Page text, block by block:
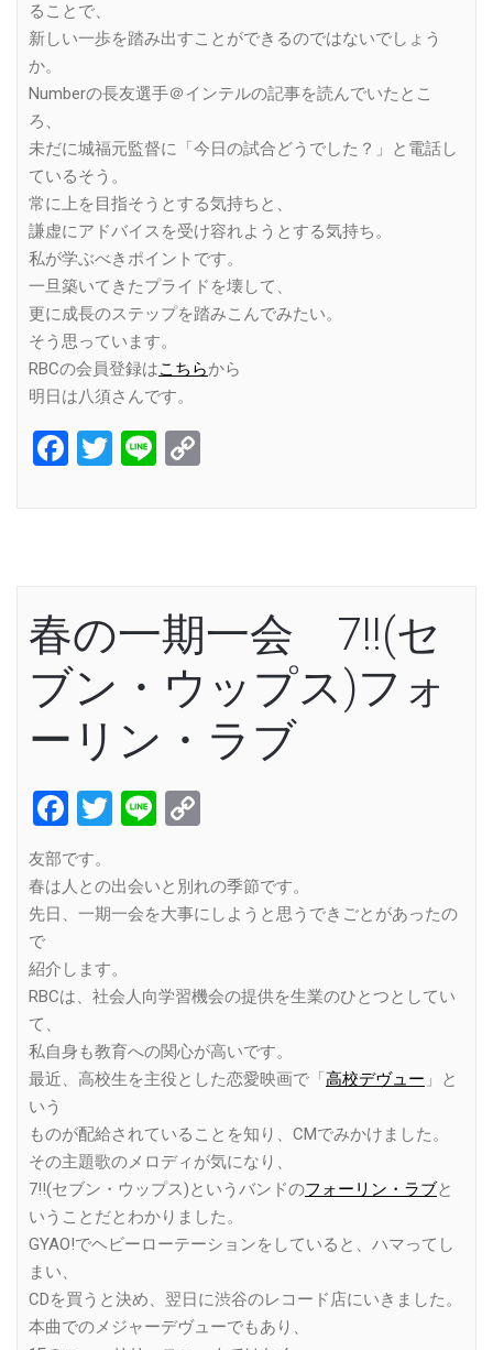
ることで、
新しい一歩を踏み出すことができるのではないでしょう
か。
Numberの長友選手＠インテルの記事を読んでいたとこ
ろ、
未だに城福元監督に「今日の試合どうでした？」と電話し
ているそう。
常に上を目指そうとする気持ちと、
謙虚にアドバイスを受け容れようとする気持ち。
私が学ぶべきポイントです。
一旦築いてきたプライドを壊して、
更に成長のステップを踏みこんでみたい。
そう思っています。
RBCの会員登録はこちらから
明日は八須さんです。
Facebook
Twitter
Line
春の一期一会 7!!(セ
ブン・ウップス)フォ
ーリン・ラブ
Facebook
Twitter
Line
友部です。
春は人との出会いと別れの季節です。
先日、一期一会を大事にしようと思うできごとがあったの
で
紹介します。
RBCは、社会人向学習機会の提供を生業のひとつとしてい
て、
私自身も教育への関心が高いです。
最近、高校生を主役とした恋愛映画で「高校デヴュー 」と
いう
ものが配給されていることを知り、CMでみかけました。
その主題歌のメロディが気になり、
7!!(セブン・ウップス)というバンドのフォーリン・ラブと
いうことだとわかりました。
GYAO!でヘビーローテーションをしていると、ハマってし
まい、
CDを買うと決め、翌日に渋谷のレコード店にいきました。
本曲でのメジャーデヴューでもあり、